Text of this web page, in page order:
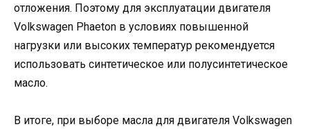
отложения. Поэтому для эксплуатации двигателя
Volkswagen Phaeton в условиях повышенной
нагрузки или высоких температур рекомендуется
использовать синтетическое или полусинтетическое
масло.
В итоге, при выборе масла для двигателя Volkswagen